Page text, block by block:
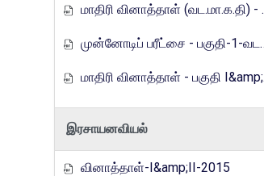
மாதிரி வினாத்தாள் (வட.மா.க.தி) - 2021
முன்னோடிப் பரீட்சை - பகுதி-1-வடமாகாணம்-2023
மாதிரி வினாத்தாள் - பகுதி I&amp;2 (வ.மா.க.தி)-2024
இரசாயனவியல்
வினாத்தாள்-I&amp;II-2015